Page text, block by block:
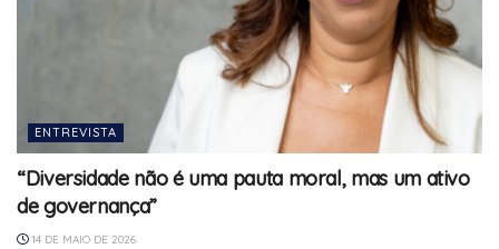
ENTREVISTA
“Diversidade não é uma pauta moral, mas um ativo
de governança”
14 DE MAIO DE 2026